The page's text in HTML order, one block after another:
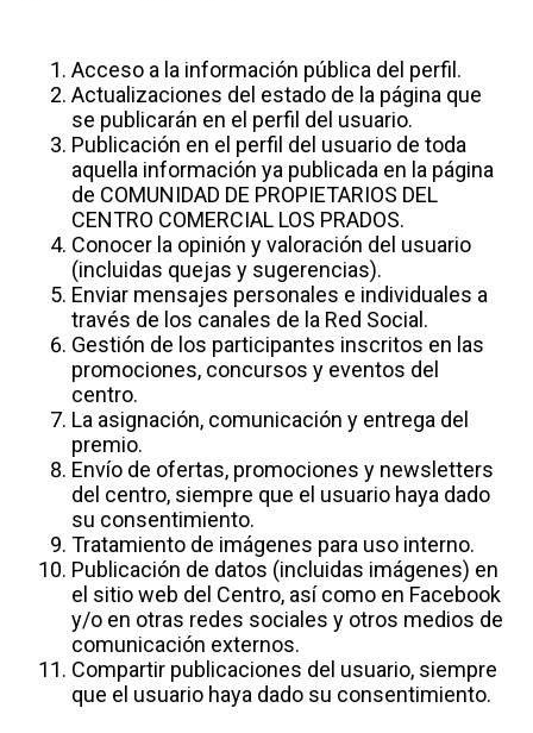
Acceso a la información pública del perfil.
Actualizaciones del estado de la página que
se publicarán en el perfil del usuario.
Publicación en el perfil del usuario de toda
aquella información ya publicada en la página
de COMUNIDAD DE PROPIETARIOS DEL
CENTRO COMERCIAL LOS PRADOS.
Conocer la opinión y valoración del usuario
(incluidas quejas y sugerencias).
Enviar mensajes personales e individuales a
través de los canales de la Red Social.
Gestión de los participantes inscritos en las
promociones, concursos y eventos del
centro.
La asignación, comunicación y entrega del
premio.
Envío de ofertas, promociones y newsletters
del centro, siempre que el usuario haya dado
su consentimiento.
Tratamiento de imágenes para uso interno.
Publicación de datos (incluidas imágenes) en
el sitio web del Centro, así como en Facebook
y/o en otras redes sociales y otros medios de
comunicación externos.
Compartir publicaciones del usuario, siempre
que el usuario haya dado su consentimiento.